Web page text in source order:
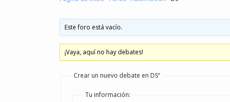
Este foro está vacío.
¡Vaya, aquí no hay debates!
Crear un nuevo debate en DS“
Tu información: